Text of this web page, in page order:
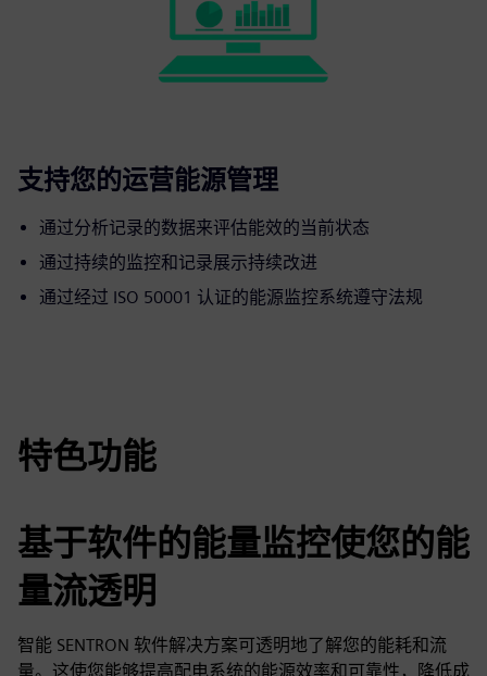
支持您的运营能源管理
通过分析记录的数据来评估能效的当前状态
通过持续的监控和记录展示持续改进
通过经过 ISO 50001 认证的能源监控系统遵守法规
特色功能
基于软件的能量监控使您的能
量流透明
智能 SENTRON 软件解决方案可透明地了解您的能耗和流
量。这使您能够提高配电系统的能源效率和可靠性，降低成